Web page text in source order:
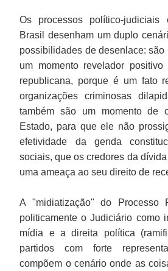
Os processos político-judiciais
Brasil desenham um duplo
possibilidades de desenlace: são
um momento revelador
republicana, porque é um fato
organizações criminosas
também são um momento de
Estado, para que ele não
efetividade da genda
sociais, que os credores da
uma ameaça ao seu direito de
A "midiatização" do Processo
politicamente o Judiciário como
mídia e a direita política
partidos com forte
compõem o cenário onde as